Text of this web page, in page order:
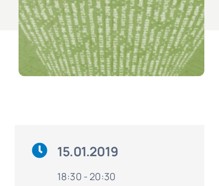
15.01.2019
18:30 - 20:30